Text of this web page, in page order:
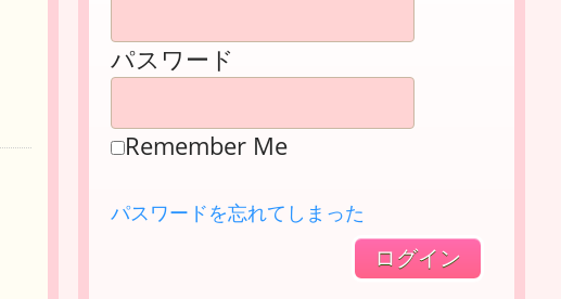
パスワード
Remember Me
パスワードを忘れてしまった